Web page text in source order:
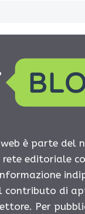
è parte del
editoriale
contributo di
Per